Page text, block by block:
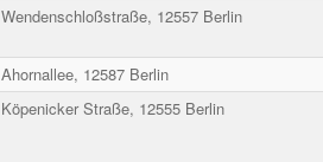
Wendenschloßstraße, 12557 Berlin
Ahornallee, 12587 Berlin
Köpenicker Straße, 12555 Berlin